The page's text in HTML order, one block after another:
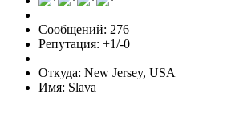
Сообщений: 276
Репутация: +1/-0
Откуда: New Jersey, USA
Имя: Slava